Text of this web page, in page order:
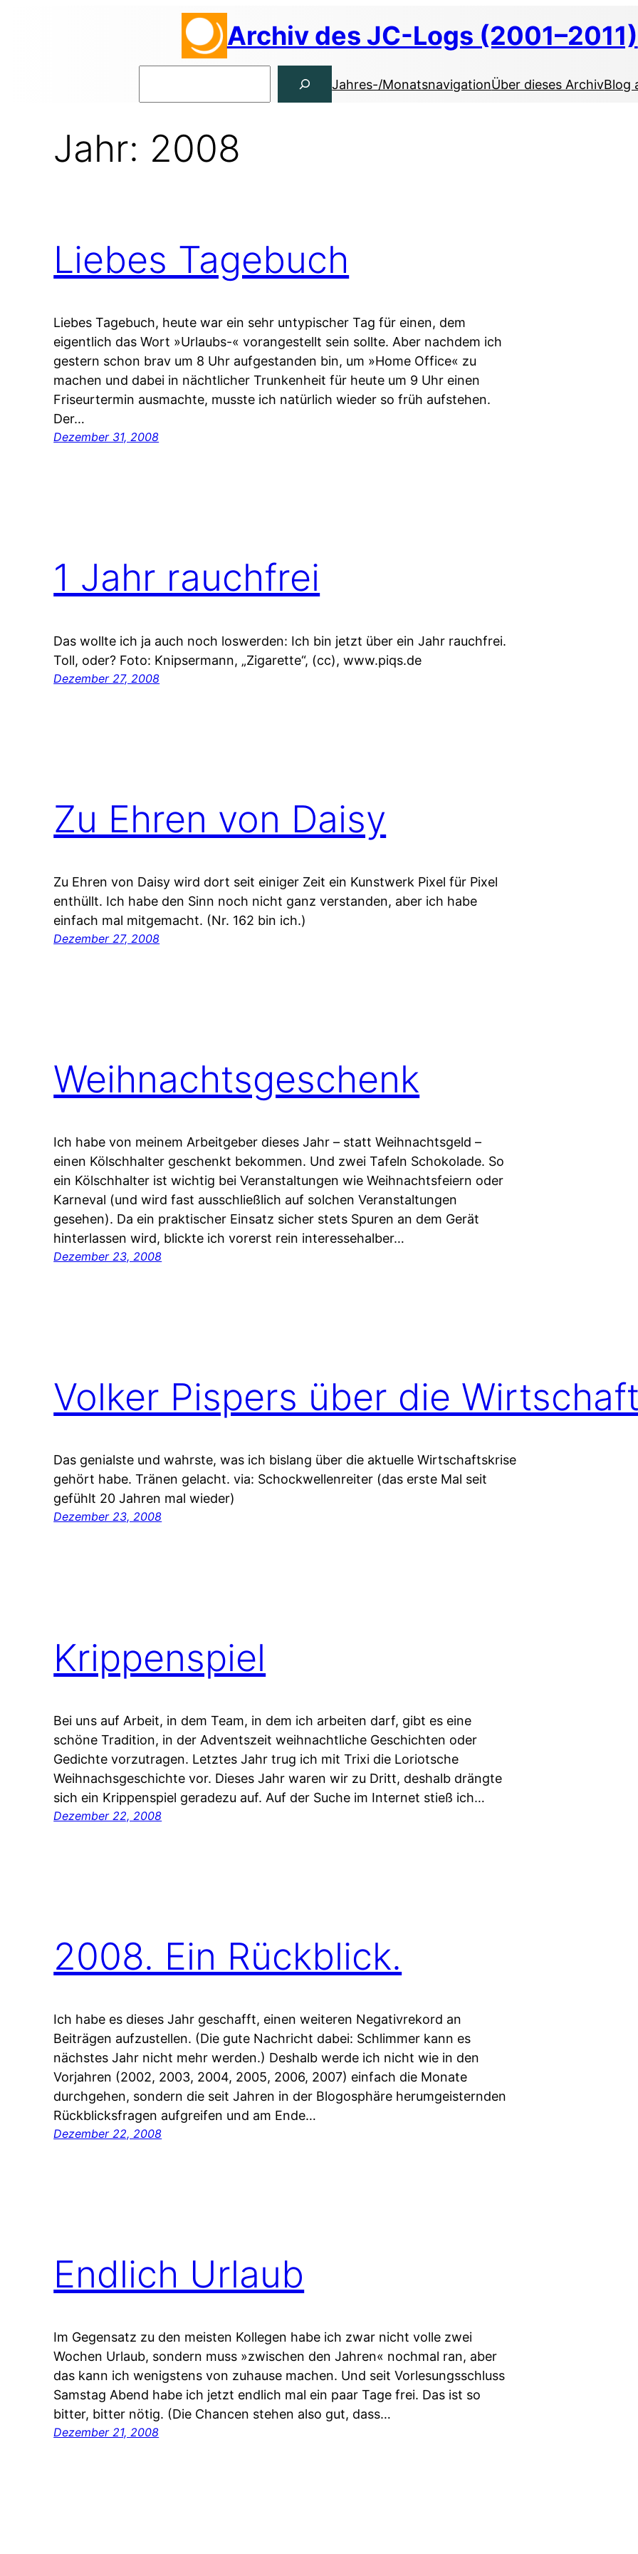
Archiv des JC-Logs (2001–2011)
Jahres-/MonatsnavigationÜber dieses ArchivBlog
Jahr: 2008
Liebes Tagebuch
Liebes Tagebuch, heute war ein sehr untypischer Tag für einen, dem
eigentlich das Wort »Urlaubs-« vorangestellt sein sollte. Aber nachdem ich
gestern schon brav um 8 Uhr aufgestanden bin, um »Home Office« zu
machen und dabei in nächtlicher Trunkenheit für heute um 9 Uhr einen
Friseurtermin ausmachte, musste ich natürlich wieder so früh aufstehen.
Der…
Dezember 31, 2008
1 Jahr rauchfrei
Das wollte ich ja auch noch loswerden: Ich bin jetzt über ein Jahr rauchfrei.
Toll, oder? Foto: Knipsermann, „Zigarette“, (cc), www.piqs.de
Dezember 27, 2008
Zu Ehren von Daisy
Zu Ehren von Daisy wird dort seit einiger Zeit ein Kunstwerk Pixel für Pixel
enthüllt. Ich habe den Sinn noch nicht ganz verstanden, aber ich habe
einfach mal mitgemacht. (Nr. 162 bin ich.)
Dezember 27, 2008
Weihnachtsgeschenk
Ich habe von meinem Arbeitgeber dieses Jahr – statt Weihnachtsgeld –
einen Kölschhalter geschenkt bekommen. Und zwei Tafeln Schokolade. So
ein Kölschhalter ist wichtig bei Veranstaltungen wie Weihnachtsfeiern oder
Karneval (und wird fast ausschließlich auf solchen Veranstaltungen
gesehen). Da ein praktischer Einsatz sicher stets Spuren an dem Gerät
hinterlassen wird, blickte ich vorerst rein interessehalber…
Dezember 23, 2008
Volker Pispers über die
Das genialste und wahrste, was ich bislang über die aktuelle Wirtschaftskrise
gehört habe. Tränen gelacht. via: Schockwellenreiter (das erste Mal seit
gefühlt 20 Jahren mal wieder)
Dezember 23, 2008
Krippenspiel
Bei uns auf Arbeit, in dem Team, in dem ich arbeiten darf, gibt es eine
schöne Tradition, in der Adventszeit weihnachtliche Geschichten oder
Gedichte vorzutragen. Letztes Jahr trug ich mit Trixi die Loriotsche
Weihnachsgeschichte vor. Dieses Jahr waren wir zu Dritt, deshalb drängte
sich ein Krippenspiel geradezu auf. Auf der Suche im Internet stieß ich…
Dezember 22, 2008
2008. Ein Rückblick.
Ich habe es dieses Jahr geschafft, einen weiteren Negativrekord an
Beiträgen aufzustellen. (Die gute Nachricht dabei: Schlimmer kann es
nächstes Jahr nicht mehr werden.) Deshalb werde ich nicht wie in den
Vorjahren (2002, 2003, 2004, 2005, 2006, 2007) einfach die Monate
durchgehen, sondern die seit Jahren in der Blogosphäre herumgeisternden
Rückblicksfragen aufgreifen und am Ende…
Dezember 22, 2008
Endlich Urlaub
Im Gegensatz zu den meisten Kollegen habe ich zwar nicht volle zwei
Wochen Urlaub, sondern muss »zwischen den Jahren« nochmal ran, aber
das kann ich wenigstens von zuhause machen. Und seit Vorlesungsschluss
Samstag Abend habe ich jetzt endlich mal ein paar Tage frei. Das ist so
bitter, bitter nötig. (Die Chancen stehen also gut, dass…
Dezember 21, 2008